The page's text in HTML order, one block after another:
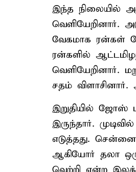
இந்த நிலையில்
வெளியேறினார்.
வேகமாக ரன்கள்
ரன்களில்
வெளியேறினார்.
சதம்
இறுதியில் ஜோஸ்
இருந்தார்.
எடுத்தது.
ஆகியோர் தலா